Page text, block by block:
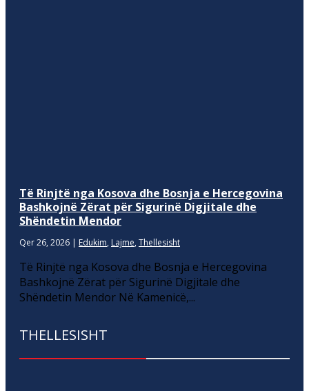
Të Rinjtë nga Kosova dhe Bosnja e Hercegovina
Bashkojnë Zërat për Sigurinë Digjitale dhe
Shëndetin Mendor
Qer 26, 2026 | Edukim, Lajme, Thellesisht
Të Rinjtë nga Kosova dhe Bosnja e Hercegovina
Bashkojnë Zërat për Sigurinë Digjitale dhe
Shëndetin Mendor Në Kamenicë,...
THELLESISHT